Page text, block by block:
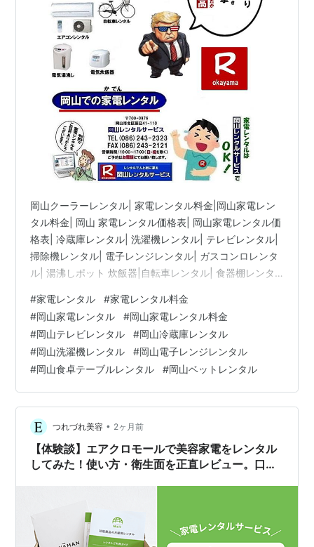
赴任用品レンタル| 岡山レンタルサービス|TEL0
岡山クーラーレンタル| 家電レンタル料金|岡山家電レン
タル料金| 岡山 家電レンタル価格表| 岡山家電レンタル価
格表| 冷蔵庫レンタル| 洗濯機レンタル| テレビレンタル|
掃除機レンタル| 電子レンジレンタル| ガスコンロレンタ
ル| 湯沸しポット 炊飯器|自転車レンタル| 食器棚レンタ
ンタル| ストーブレンタル| コタツレンタル|家電レンタル
料金表| レンタル価格表| 価格| 家電レンタル|単身赴任用
品レンタル| 岡山レンタルサービス|TEL086-243-2323|
岡山家電レンタル|岡山家電レンタル料金| 家電レンタル
価格|岡山|…
#家電レンタル #家電レンタル料金
#岡山家電レンタル #岡山家電レンタル料金
#岡山テレビレンタル #岡山冷蔵庫レンタル
#岡山洗濯機レンタル #岡山電子レンジレンタル
#岡山食卓テーブルレンタル #岡山ベットレンタル
つれづれ美容 • 2ヶ月前
【体験談】エアクロモールで美容家電をレンタル
してみた！使い方・衛生面を正直レビュー。口コ